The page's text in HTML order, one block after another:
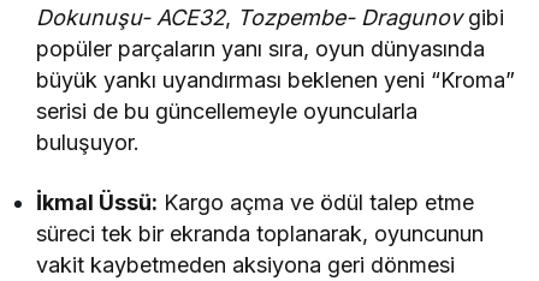
Dokunuşu- ACE32, Tozpembe- Dragunovgibi
popüler parçaların yanı sıra, oyun dünyasında
büyük yankı uyandırması beklenen yeni “Kroma”
serisi de bu güncellemeyle oyuncularla
buluşuyor.
İkmal Üssü: Kargo açma ve ödül talep etme
süreci tek bir ekranda toplanarak, oyuncunun
vakit kaybetmeden aksiyona geri dönmesi